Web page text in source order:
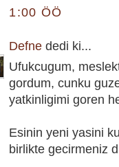
1:00 ÖÖ
Defne dedi ki...
Ufukcugum,
gordum, cunku
yatkinligimi goren
Esinin yeni yasini
birlikte gecirmeniz